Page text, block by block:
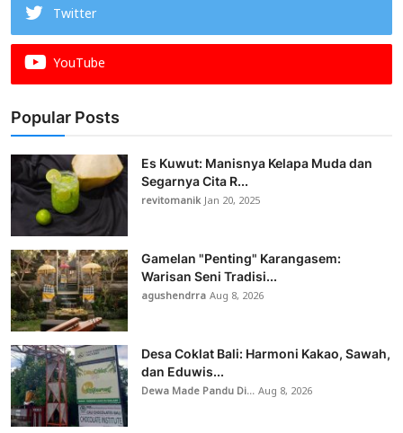
Twitter
YouTube
Popular Posts
Es Kuwut: Manisnya Kelapa Muda dan
Segarnya Cita R...
revitomanikJan 20, 2025
Gamelan "Penting" Karangasem:
Warisan Seni Tradisi...
agushendrraAug 8, 2026
Desa Coklat Bali: Harmoni Kakao, Sawah,
dan Eduwis...
Dewa Made Pandu Di...Aug 8, 2026